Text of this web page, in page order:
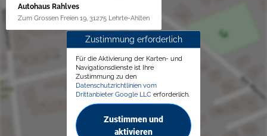
Autohaus Rahlves
Zum Grossen Freien 19, 31275 Lehrte-Ahlten
Zustimmung erforderlich
Für die Aktivierung der Karten- und
Navigationsdienste ist Ihre
Zustimmung zu den
Datenschutzrichtlinien vom
Drittanbieter Google LLC erforderlich.
Zustimmen und
aktivieren